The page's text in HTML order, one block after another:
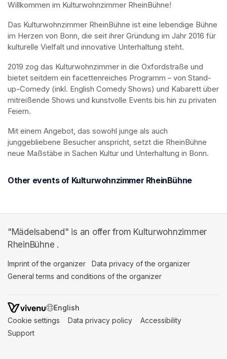
Willkommen im Kulturwohnzimmer RheinBühne!
Das Kulturwohnzimmer RheinBühne ist eine lebendige Bühne
im Herzen von Bonn, die seit ihrer Gründung im Jahr 2016 für
kulturelle Vielfalt und innovative Unterhaltung steht.
2019 zog das Kulturwohnzimmer in die Oxfordstraße und
bietet seitdem ein facettenreiches Programm – von Stand-
up-Comedy (inkl. English Comedy Shows) und Kabarett über
mitreißende Shows und kunstvolle Events bis hin zu privaten
Feiern.
Mit einem Angebot, das sowohl junge als auch
junggebliebene Besucher anspricht, setzt die RheinBühne
neue Maßstäbe in Sachen Kultur und Unterhaltung in Bonn.
Other events of Kulturwohnzimmer RheinBühne
"Mädelsabend" is an offer from Kulturwohnzimmer
RheinBühne .
Imprint of the organizer (opens in a new tab)
Data privacy of the organizer
General terms and conditions of the organizer
SWITCH LANGUAGE
Cookie settings (opens in a new tab)
Data privacy policy (opens in a new tab)
Accessibility
Support